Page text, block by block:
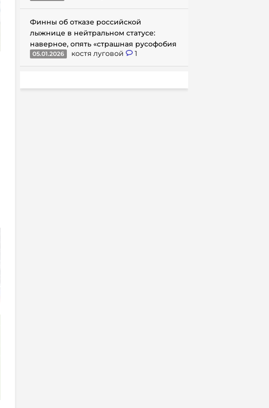
Финны об отказе российской
лыжнице в нейтральном статусе:
наверное, опять «страшная русофобия
05.01.2026 костя луговой 1